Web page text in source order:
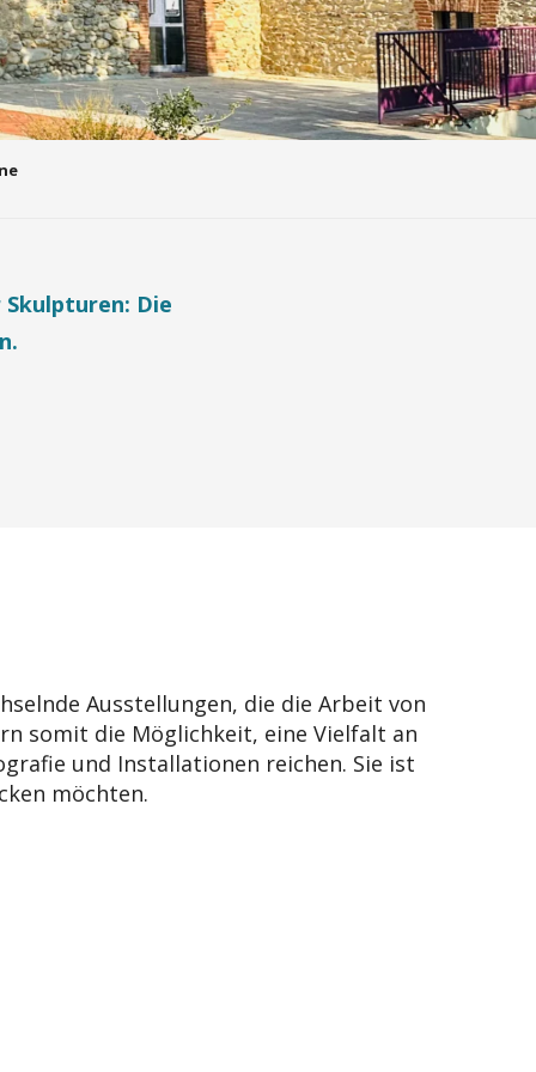
Die
Ausstellungen, die die Arbeit von
somit die Möglichkeit, eine Vielfalt an
und Installationen reichen. Sie ist
möchten.